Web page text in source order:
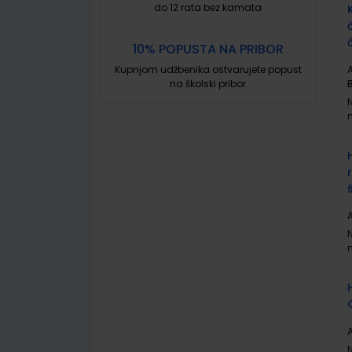
do 12 rata bez kamata
10% POPUSTA NA PRIBOR
Kupnjom udžbenika ostvarujete popust
na školski pribor